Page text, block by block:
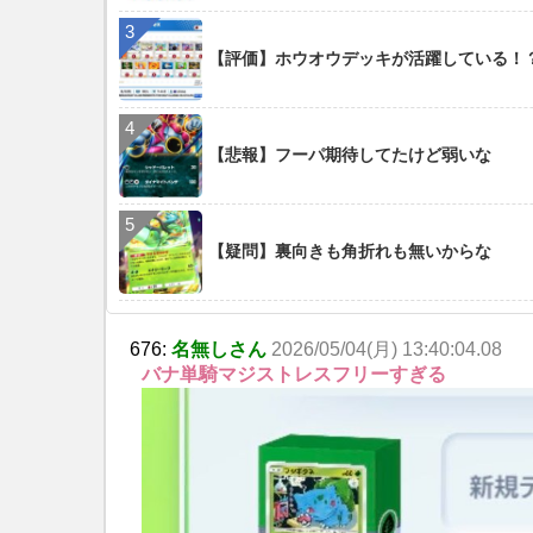
【評価】ホウオウデッキが活躍している！
【悲報】フーパ期待してたけど弱いな
【疑問】裏向きも角折れも無いからな
676: 名無しさん 2026/05/04(月) 13:40:04.08
バナ単騎マジストレスフリーすぎる